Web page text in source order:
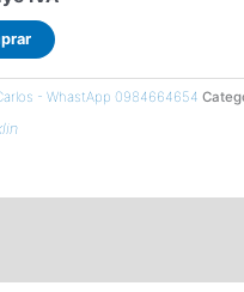
- WhastApp 0984664654